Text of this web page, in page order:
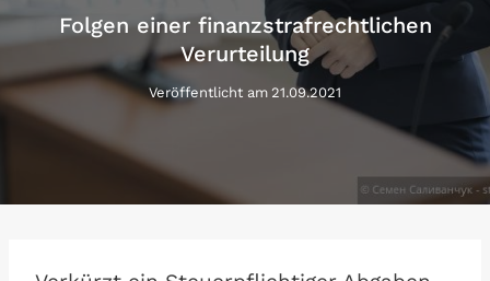
Folgen einer finanzstrafrechtlichen
Verurteilung
Veröffentlicht am 21.09.2021